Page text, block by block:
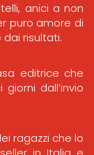
anici a non
puro amore di
risultati.
editrice che
dall’invio
ragazzi che lo